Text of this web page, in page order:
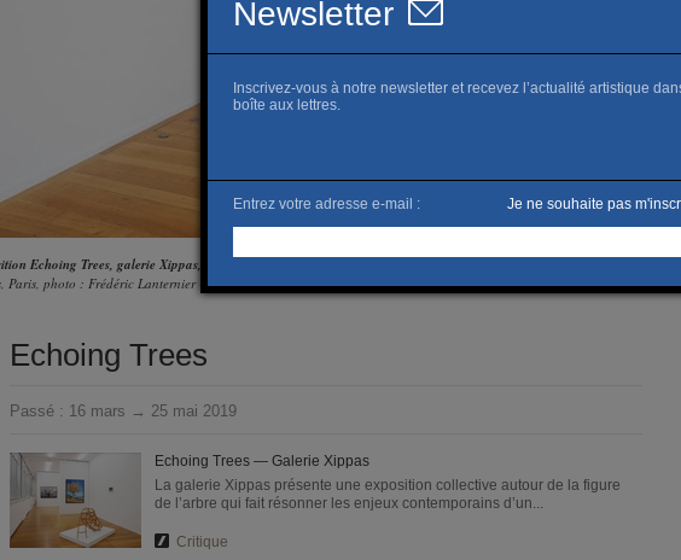
Echoing Trees, galerie Xippas, 2019
Paris, photo : Frédéric Lanternier
Echoing Trees
Passé : 16 mars → 25 mai 2019
Echoing Trees — Galerie Xippas
La galerie Xippas présente une exposition collective autour de la figure
de l’arbre qui fait résonner les enjeux contemporains d’un...
Critique